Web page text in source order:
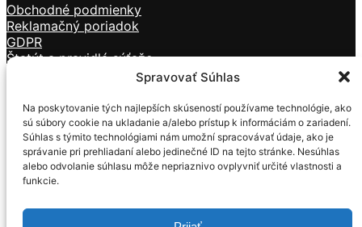
Spravovať Súhlas
Na poskytovanie tých najlepších skúseností používame technológie, ako
sú súbory cookie na ukladanie a/alebo prístup k informáciám o zariadení.
Súhlas s týmito technológiami nám umožní spracovávať údaje, ako je
správanie pri prehliadaní alebo jedinečné ID na tejto stránke. Nesúhlas
alebo odvolanie súhlasu môže nepriaznivo ovplyvniť určité vlastnosti a
funkcie.
Obchodné podmienky
Reklamačný poriadok
GDPR
Štatút a pravidlá súťaže
Sviečky
Kozmetika
Vône
Tečúci dym
Darčekové predmety